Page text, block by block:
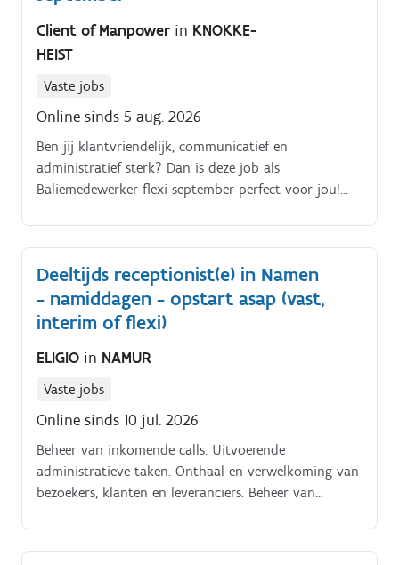
Client of Manpower in KNOKKE-
HEIST
Vaste jobs
Online sinds 5 aug. 2026
Ben jij klantvriendelijk, communicatief en
administratief sterk? Dan is deze job als
Baliemedewerker flexi september perfect voor jou!
Uitvoeren van administratieve taken aan de balie.
Deeltijds receptionist(e) in Namen
- namiddagen - opstart asap (vast,
interim of flexi)
ELIGIO in NAMUR
Vaste jobs
Online sinds 10 jul. 2026
Beheer van inkomende calls. Uitvoerende
administratieve taken. Onthaal en verwelkoming van
bezoekers, klanten en leveranciers. Beheer van